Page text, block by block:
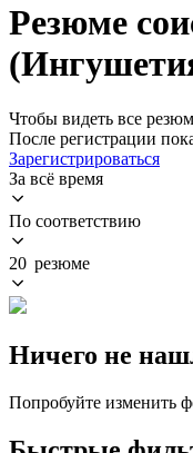
Резюме
Чтобы видеть все
После регистрации
Зарегистрироваться
За всё время
По соответствию
20 резюме
Ничего не
Попробуйте изменить